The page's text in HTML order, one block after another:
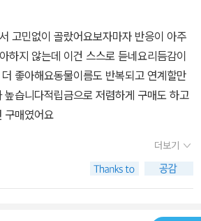
고민없이 골랐어요보자마자 반응이 아주
하지 않는데 이건 스스로 듣네요리듬감이
좋아해요동물이름도 반복되고 연계할만
높습니다적립금으로 저렴하게 구매도 하고
족스런 구매였어요
더보기